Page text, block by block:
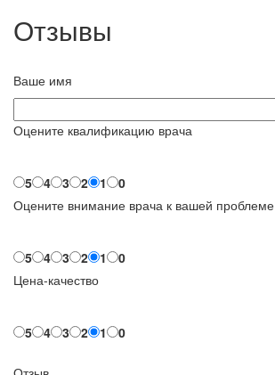
Отзывы
Ваше имя
Оцените квалификацию врача
5 4 3 2 1
0
Оцените внимание врача к вашей проблеме
5 4 3 2 1
0
Цена-качество
5 4 3 2 1 0